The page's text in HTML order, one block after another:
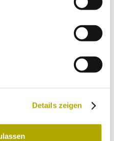
Details zeigen
für die du dich
(Infos zu
Rückkehrern in die